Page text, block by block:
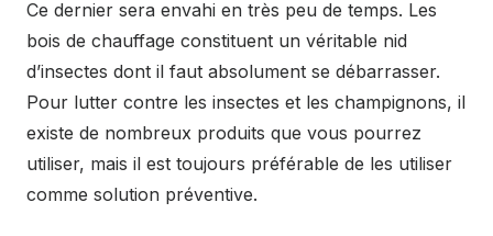
Ce dernier sera envahi en très peu de temps. Les
bois de chauffage constituent un véritable nid
d’insectes dont il faut absolument se débarrasser.
Pour lutter contre les insectes et les champignons, il
existe de nombreux produits que vous pourrez
utiliser, mais il est toujours préférable de les utiliser
comme solution préventive.